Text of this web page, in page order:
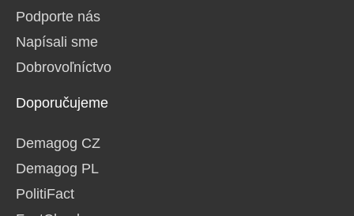
Podporte nás
Napísali sme
Dobrovoľníctvo
Doporučujeme
Demagog CZ
Demagog PL
PolitiFact